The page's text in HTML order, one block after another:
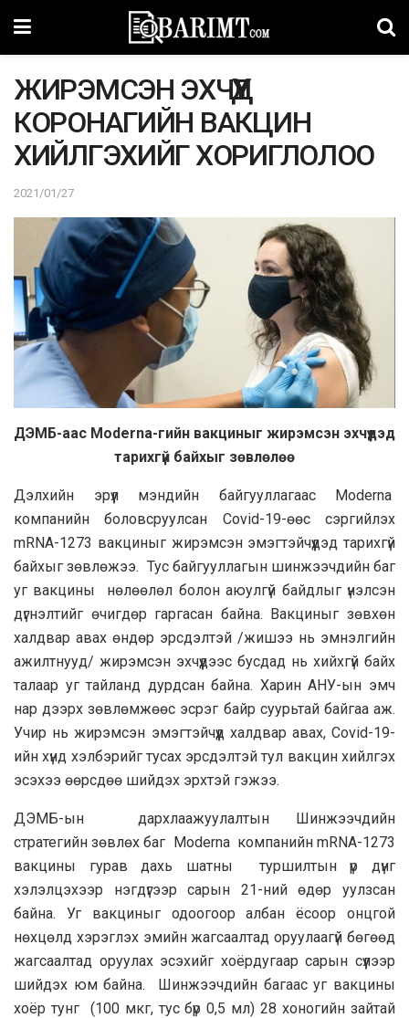
ЖИРЭМСЭН ЭХЧҮҮД
КОРОНАГИЙН ВАКЦИН
ХИЙЛГЭХИЙГ ХОРИГЛОЛОО
2021/01/27
ДЭМБ-аас Moderna-гийн вакциныг жирэмсэн эхчүүдэд
тарихгүй байхыг зөвлөлөө
Дэлхийн эрүүл мэндийн байгууллагаас Moderna
компанийн боловсруулсан Covid-19-өөс сэргийлэх
mRNA-1273 вакциныг жирэмсэн эмэгтэйчүүдэд тарихгүй
байхыг зөвлөжээ. Тус байгууллагын шинжээчдийн баг
уг вакцины нөлөөлөл болон аюулгүй байдлыг үнэлсэн
дүгнэлтийг өчигдөр гаргасан байна. Вакциныг зөвхөн
халдвар авах өндөр эрсдэлтэй /жишээ нь эмнэлгийн
ажилтнууд/ жирэмсэн эхчүүдээс бусдад нь хийхгүй байх
талаар уг тайланд дурдсан байна. Харин АНУ-ын эмч
нар дээрх зөвлөмжөөс эсрэг байр суурьтай байгаа аж.
Учир нь жирэмсэн эмэгтэйчүүд халдвар авах, Covid-19-
ийн хүнд хэлбэрийг тусах эрсдэлтэй тул вакцин хийлгэх
эсэхээ өөрсдөө шийдэх эрхтэй гэжээ.
ДЭМБ-ын дархлаажуулалтын Шинжээчдийн
стратегийн зөвлөх баг Moderna компанийн mRNA-1273
вакцины гурав дахь шатны туршилтын үр дүнг
хэлэлцэхээр нэгдүгээр сарын 21-ний өдөр уулзсан
байна. Уг вакциныг одоогоор албан ёсоор онцгой
нөхцөлд хэрэглэх эмийн жагсаалтад оруулаагүй бөгөөд
жагсаалтад оруулах эсэхийг хоёрдугаар сарын сүүлээр
шийдэх юм байна. Шинжээчдийн багаас уг вакцины
хоёр тунг (100 мкг, тус бүр 0,5 мл) 28 хоногийн зайтай